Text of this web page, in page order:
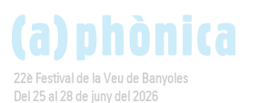
22è Festival de la Veu de Banyoles
Del 25 al 28 de juny del 2026